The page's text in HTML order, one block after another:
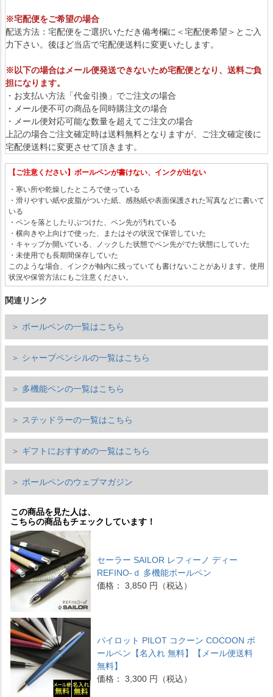
※宅配便をご希望の場合
配送方法：宅配便をご選択いただき備考欄に＜宅配便希望＞とご入
力下さい。後ほど当店で宅配便送料に変更いたします。
※以下の場合はメール便発送できないため宅配便となり、送料ご負
担になります。
・お支払い方法「代金引換」でご注文の場合
・メール便不可の商品を同時購注文の場合
・メール便対応可能な数量を超えてご注文の場合
上記の場合ご注文確定時は送料無料となりますが、ご注文確定後に
宅配便送料に変更させて頂きます。
【ご注意ください】ボールペンが書けない、インクが出ない
・寒い所や乾燥したところで使っている
・滑りやすい紙や皮脂がついた紙、感熱紙や表面保護された写真などに書いて
いる
・ペンを落としたりぶつけた、ペン先が汚れている
・横向きや上向けで使った、またはその状況で保管していた
・キャップか開いている、ノックした状態でペン先がでた状態にしていた
・未使用でも長期間保存していた
このような場合、インクが軸内に残っていても書けないことがあります。使用
状況や保管方法にもご注意ください。
関連リンク
＞ ボールペンの一覧はこちら
＞ シャープペンシルの一覧はこちら
＞ 多機能ペンの一覧はこちら
＞ ステッドラーの一覧はこちら
＞ ギフトにおすすめの一覧はこちら
＞ ボールペンのウェブマガジン
この商品を見た人は、
こちらの商品もチェックしています！
セーラー SAILOR レフィーノ ディー
REFINO-ｄ 多機能ボールペン
価格： 3,850 円（税込）
パイロット PILOT コクーン COCOON ボ
ールペン【名入れ 無料】【メール便送料
無料】
価格： 3,300 円（税込）